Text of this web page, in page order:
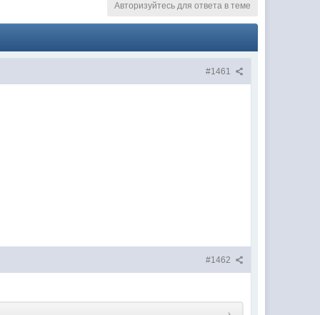
Авторизуйтесь для ответа в теме
#1461
#1462